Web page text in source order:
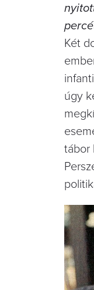
Két
úgy
tábor